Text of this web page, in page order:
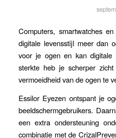
Computers, smartwatches
digitale levensstijl meer dan
voor je ogen en kan digitale
sterkte heb je scherper
vermoeidheid van de ogen te
Essilor Eyezen ontspant je
beeldschermgebruikers.
een extra ondersteuning
combinatie met de